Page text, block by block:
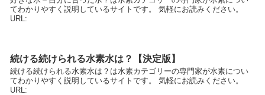
てわかりやすく説明しているサイトです。 気軽にお読みください。
URL:
続ける続けられる水素水は？【決定版】
続ける続けられる水素水は？は水素カテゴリーの専門家が水素につい
てわかりやすく説明しているサイトです。 気軽にお読みください。
URL: